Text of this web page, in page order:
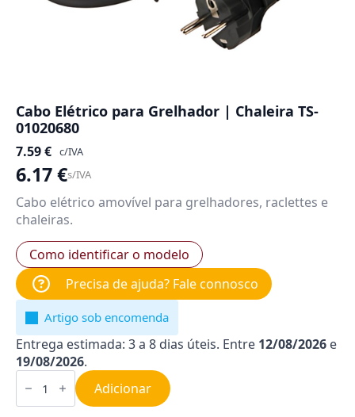
Cabo Elétrico para Grelhador | Chaleira TS-
01020680
7.59€ c/IVA
6.17€s/IVA
Cabo elétrico amovível para grelhadores, raclettes e
chaleiras.
Como identificar o modelo
Precisa de ajuda? Fale connosco
Artigo sob encomenda
Entrega estimada: 3 a 8 dias úteis. Entre 12/08/2026 e
19/08/2026.
Quantidade
de
Elétrico
Adicionar